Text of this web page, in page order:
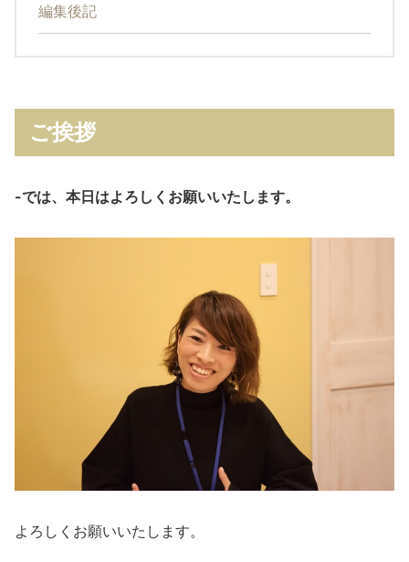
編集後記
ご挨拶
-では、本日はよろしくお願いいたします。
よろしくお願いいたします。